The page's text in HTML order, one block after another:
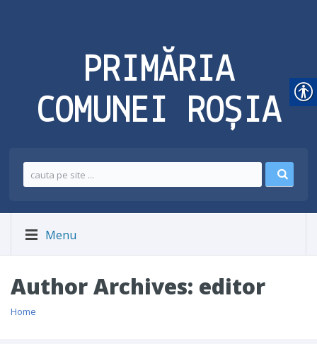
PRIMĂRIA
COMUNEI ROȘIA
Menu
Author Archives: editor
Home